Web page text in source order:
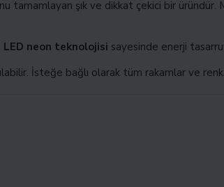
şık ve dikkat çekici bir üründür.
LED neon teknolojisi sayesinde enerji
İsteğe bağlı olarak tüm rakamlar ve